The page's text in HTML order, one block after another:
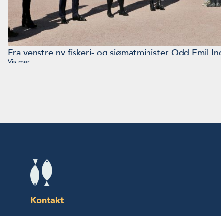
Fra venstre ny fiskeri- og sjømatminister Odd Emil
statsminister Erna Solberg (H) og ny
Kontakt